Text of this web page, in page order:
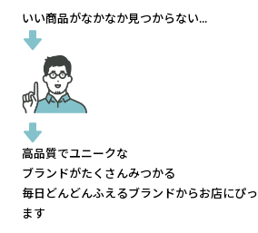
いい商品がなかなか見つからない...
高品質でユニークな
ブランドがたくさんみつかる
毎日どんどんふえるブランドからお店にぴ
ます